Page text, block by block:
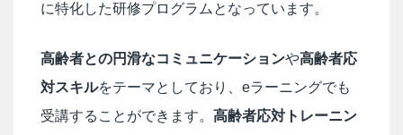
に特化した研修プログラムとなっています。
高齢者との円滑なコミュニケーションや高齢者応
対スキルをテーマとしており、eラーニングでも
受講することができます。 高齢者応対トレーニン